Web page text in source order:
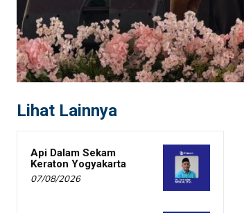
Lihat Lainnya
Api Dalam Sekam
Keraton Yogyakarta
07/08/2026